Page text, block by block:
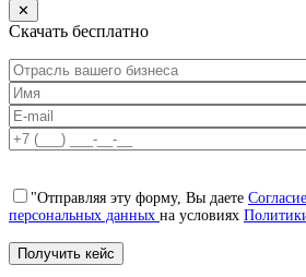
✕
Скачать бесплатно
"Отправляя эту форму, Вы даете
персональных данных на условиях